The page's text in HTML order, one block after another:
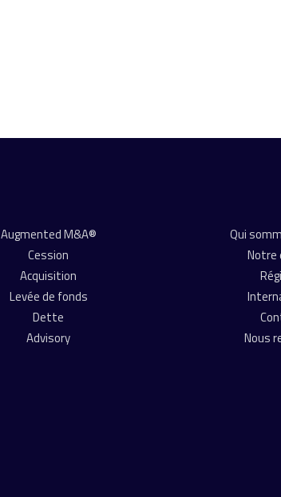
Augmented M&A®
Cession
Acquisition
Levée de fonds
Dette
Advisory
Qui
Notre
Nous